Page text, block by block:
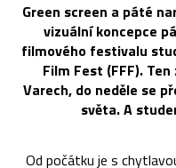
Green screen a páté
vizuální koncepce
filmového festivalu
Film Fest (FFF).
Varech, do neděle se
světa. A
Od počátku je s